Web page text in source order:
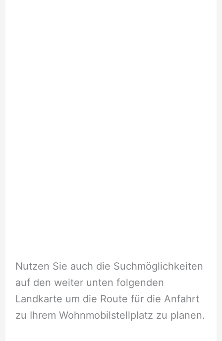
Nutzen Sie auch die Suchmöglichkeiten
auf den weiter unten folgenden
Landkarte um die Route für die Anfahrt
zu Ihrem Wohnmobilstellplatz zu planen.